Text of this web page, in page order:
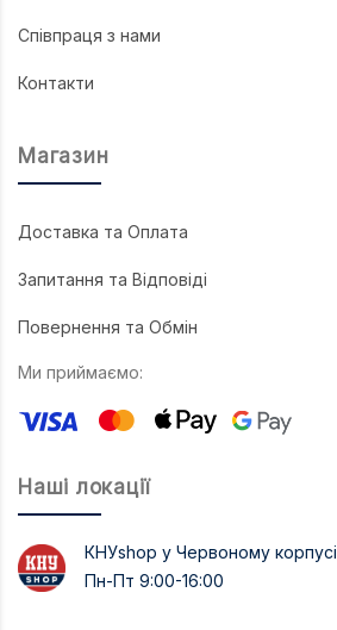
Співпраця з нами
Контакти
Магазин
Доставка та Оплата
Запитання та Відповіді
Повернення та Обмін
Ми приймаємо:
Наші локації
КНУshop у Червоному корпусі
Пн-Пт 9:00-16:00